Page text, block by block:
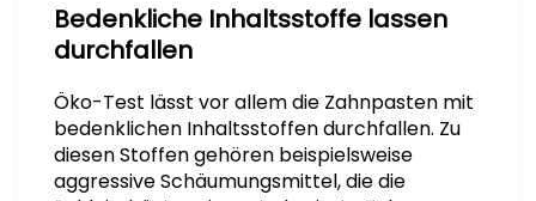
Bedenkliche Inhaltsstoffe lassen
durchfallen
Öko-Test lässt vor allem die Zahnpasten mit
bedenklichen Inhaltsstoffen durchfallen. Zu
diesen Stoffen gehören beispielsweise
aggressive Schäumungsmittel, die die